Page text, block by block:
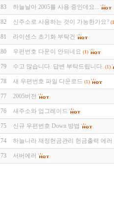
하늘날아 2005를 사용 중인데요...
신주소로 사용하는 것이 가능한가요?
라이센스 초기화 부탁건
우편번호 다운이 안되네요 (1)
수고 많습니다. 답변 부탁드립니다. (1)
새 우편번호 파일 다운로드 (1)
2005버전
새주소와 업그레이드
신규 우편번호 Down 방법
하늘나라 재정헌금관리 헌금출력 에러
서버에러